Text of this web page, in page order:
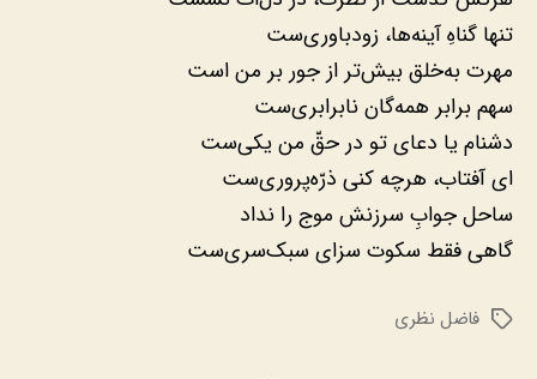
تنها گناهِ آینه‌ها، زودباوری‌ست
مهرت به‌خلق بیش‌تر از جور بر من است
سهم برابر همه‌گان نابرابری‌ست
دشنام یا دعای تو در حقّ من یکی‌ست
ای آفتاب، هرچه کنی ذرّه‌پروری‌ست
ساحل جوابِ سرزنش موج را نداد
گاهی فقط سکوت سزای سبک‌سری‌ست
برچسب‌هافاضل نظری